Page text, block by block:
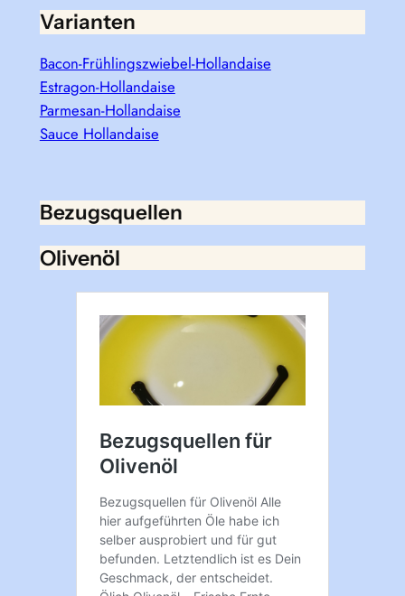
Varianten
Bacon-Frühlingszwiebel-Hollandaise
Estragon-Hollandaise
Parmesan-Hollandaise
Sauce Hollandaise
Bezugsquellen
Olivenöl